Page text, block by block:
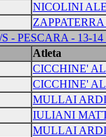
NICOLINI
- PESCARA - 13-
Atleta
CICCHINE'
CICCHINE'
MULLAI
IULIANI
MULLAI